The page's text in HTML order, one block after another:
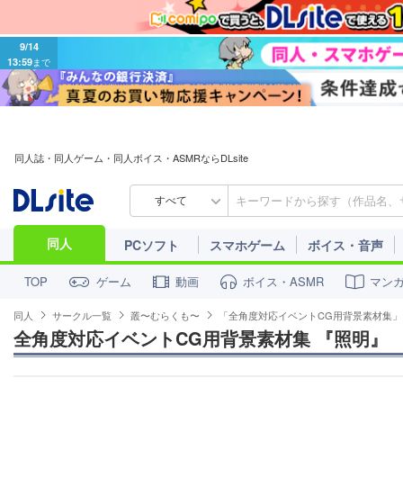
9/14
13:59まで
同人誌・同人ゲーム・同人ボイス・ASMRならDLsite
すべて
同人 PCソフト スマホゲーム ボイス・音声
TOP ゲーム 動画 ボイス・ASMR マン
同人 サークル一覧 叢〜むらくも〜 「全角度対応イベントCG用背景素材集
全角度対応イベントCG用背景素材集 『照明』